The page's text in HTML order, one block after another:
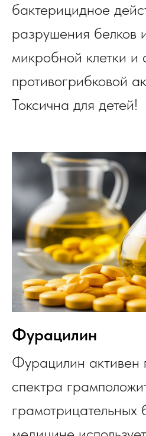
бактерицидное
разрушения белков
микробной клетки и
противогрибковой
Токсична для детей!
Фурацилин
Фурацилин активен
спектра
грамотрицательных